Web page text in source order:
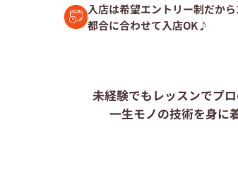
復職セラピスト募集
入店は希望エントリー制だか
都合に合わせて入店OK♪
未経験でもレッスンでプ
一生モノの技術を身に